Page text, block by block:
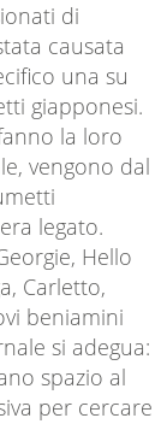
di
causata
una su
giapponesi.
la loro
vengono dal
legato.
Hello
Carletto,
beniamini
si adegua:
spazio al
per cercare